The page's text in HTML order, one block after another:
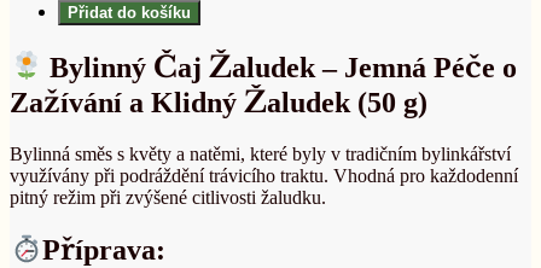
Přidat do košíku
Bylinný Čaj Žaludek – Jemná Péče o
Zažívání a Klidný Žaludek (50 g)
Bylinná směs s květy a natěmi, které byly v tradičním bylinkářství
využívány při podráždění trávicího traktu. Vhodná pro každodenní
pitný režim při zvýšené citlivosti žaludku.
Příprava: